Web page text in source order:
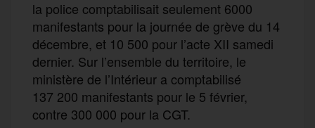
la police comptabilisait seulement 6000
manifestants pour la journée de grève du 14
décembre, et 10 500 pour l’acte XII samedi
dernier. Sur l’ensemble du territoire, le
ministère de l’Intérieur a comptabilisé
137 200 manifestants pour le 5 février,
contre 300 000 pour la CGT.